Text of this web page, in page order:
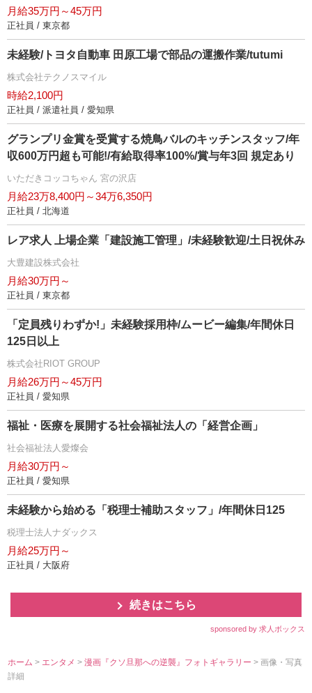
月給35万円～45万円
正社員 / 東京都
未経験/トヨタ自動車 田原工場で部品の運搬作業/tutumi
株式会社テクノスマイル
時給2,100円
正社員 / 派遣社員 / 愛知県
グランプリ金賞を受賞する焼鳥バルのキッチンスタッフ/年
収600万円超も可能!/有給取得率100%/賞与年3回 規定あり
いただきコッコちゃん 宮の沢店
月給23万8,400円～34万6,350円
正社員 / 北海道
レア求人 上場企業「建設施工管理」/未経験歓迎/土日祝休み
大豊建設株式会社
月給30万円～
正社員 / 東京都
「定員残りわずか!」未経験採用枠/ムービー編集/年間休日
125日以上
株式会社RIOT GROUP
月給26万円～45万円
正社員 / 愛知県
福祉・医療を展開する社会福祉法人の「経営企画」
社会福祉法人愛燦会
月給30万円～
正社員 / 愛知県
未経験から始める「税理士補助スタッフ」/年間休日125
税理士法人ナダックス
月給25万円～
正社員 / 大阪府
続きはこちら
sponsored by 求人ボックス
ホーム > エンタメ>漫画『クソ旦那への逆襲』フォトギャラリー> 画像・写真
詳細